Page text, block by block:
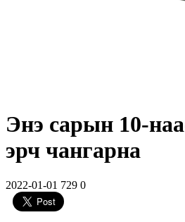
Энэ сарын 10-
эрч чангарна
2022-01-01 729 0